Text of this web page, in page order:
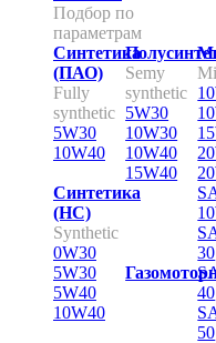
Подбор по
параметрам
Синтетика
(ПАО)
Fully
synthetic
5W30
10W40
Синтетика
(НС)
Synthetic
0W30
5W30
5W40
10W40
Sеmy
synthetic
5W30
10W30
10W40
15W40
30
40
50